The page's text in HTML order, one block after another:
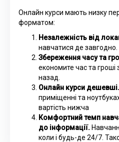
Онлайн курси мають низку
форматом:
Незалежність від
навчатися де завгодно.
Збереження часу та
економите час та гроші
назад.
Онлайн курси дешевші.
приміщенні та
вартість нижча
Комфортний темп
до інформації.
коли і будь-де 24/7.